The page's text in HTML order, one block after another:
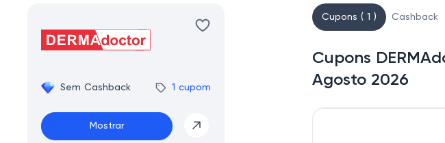
Sem Cashback 1 cupom
Mostrar
Cupons ( 1 ) Cashback
Cupons
Agosto 2026